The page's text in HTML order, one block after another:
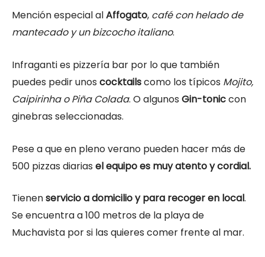
Mención especial alAffogato, café con helado de
mantecado y un bizcocho italiano.
Infraganti es pizzería bar por lo que también
puedes pedir unos cocktailscomo los típicos Mojito,
Caipirinha o Piña Colada. O algunos Gin-toniccon
ginebras seleccionadas.
Pese a que en pleno verano pueden hacer más de
500 pizzas diarias el equipo es muy atento y cordial.
Tienenservicio a domicilio y para recoger en local.
Se encuentra a 100 metros de la playa de
Muchavista por si las quieres comer frente al mar.